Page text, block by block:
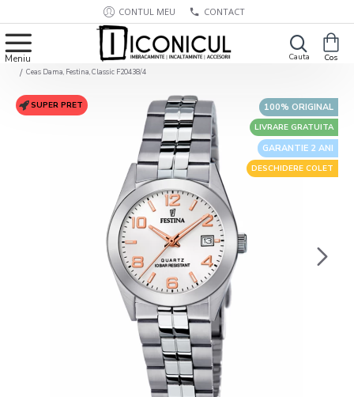
CONTUL MEU CONTACT
Ceas Dama, Festina, Classic F20438/4
GARANTIE 2 ANI
100% ORIGINAL
LIVRARE GRATUITA
DESCHIDERE COLET
SUPER PRET